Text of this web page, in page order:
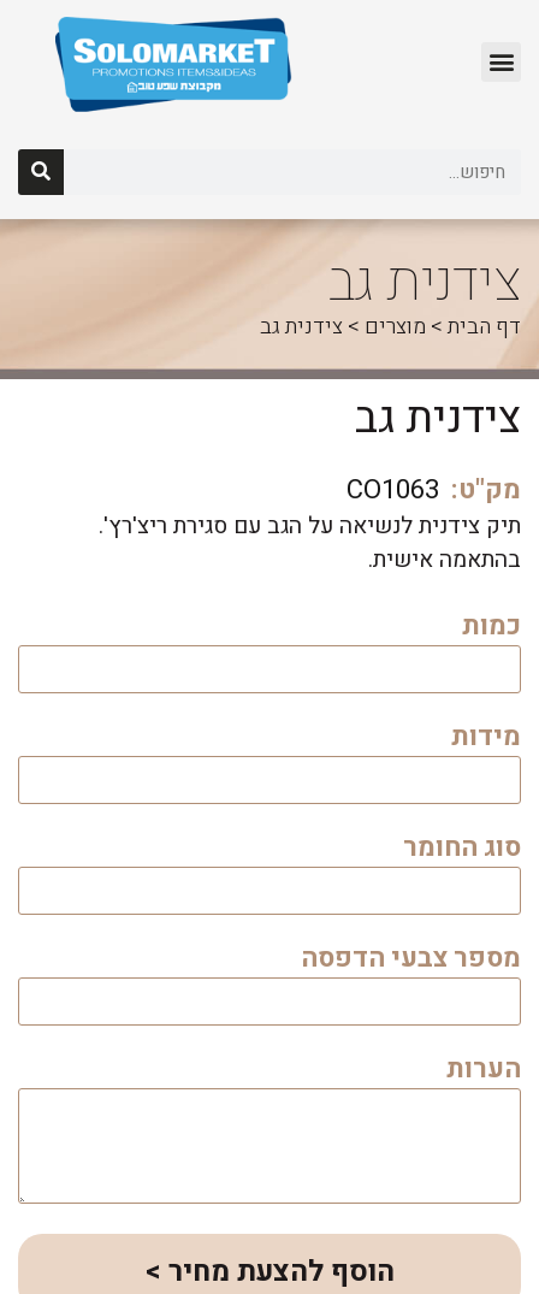
צידנית גב
דף הבית> מוצרים > צידנית גב
צידנית גב
מק"ט: CO1063
תיק צידנית לנשיאה על הגב עם סגירת ריצ'רץ'.
בהתאמה אישית.
כמות
מידות
סוג החומר
מספר צבעי הדפסה
הערות
הוסף להצעת מחיר >